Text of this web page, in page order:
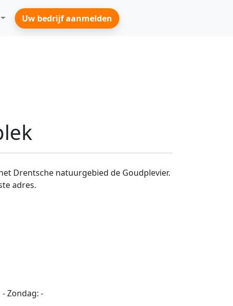
Uw bedrijf aanmelden
Drentsche natuurgebied de Goudplevier.
adres.
-Zondag: -